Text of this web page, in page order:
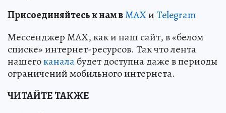
Присоединяйтесь к нам вMAXиTelegram
Мессенджер MAX, как и наш сайт, в «белом
списке» интернет-ресурсов. Так что лента
нашегоканалабудет доступна даже в периоды
ограничений мобильного интернета.
ЧИТАЙТЕ ТАКЖЕ